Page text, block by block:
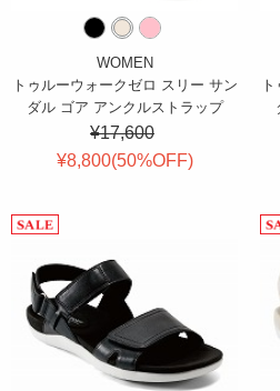
WOMEN
トゥルーウォークゼロ スリー サン
ダル ゴア アンクルストラップ
¥17,600
¥8,800(50%OFF)